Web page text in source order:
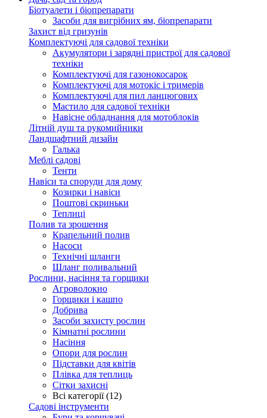
Біотуалети і біопрепарати
Засоби для вигрібних ям, біопрепарати
Захист від гризунів
Комплектуючі для садової техніки
Акумулятори і зарядні пристрої для садової
техніки
Комплектуючі для газонокосарок
Комплектуючі для мотокіс і тримерів
Комплектуючі для пил ланцюгових
Мастило для садової техніки
Навісне обладнання для мотоблоків
Літній душ та рукомийники
Ландшафтний дизайн
Галька
Меблі садові
Тенти
Навіси та споруди для дому
Козирки і навіси
Поштові скриньки
Теплиці
Полив та зрошення
Крапельний полив
Насоси
Технічні шланги
Шланг поливальний
Рослини, насіння та горщики
Агроволокно
Горщики і кашпо
Добрива
Засоби захисту рослин
Кімнатні рослини
Насіння
Опори для рослин
Підставки для квітів
Плівка для теплиць
Сітки захисні
Всі категорії (12)
Садові інструменти